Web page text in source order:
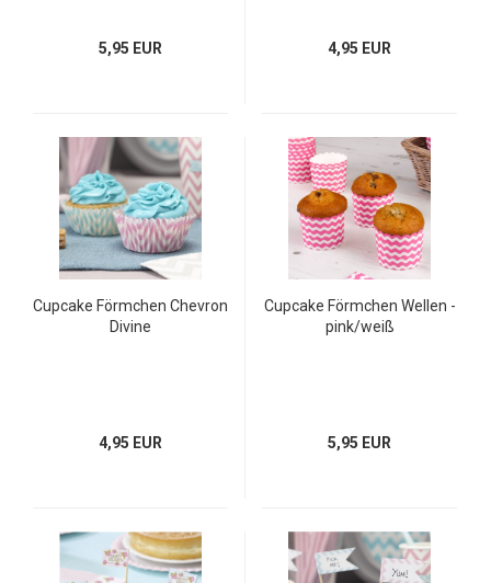
5,95 EUR 4,95 EUR
Cupcake Förmchen Chevron
Divine
4,95 EUR
Cupcake Förmchen Wellen -
pink/weiß
5,95 EUR